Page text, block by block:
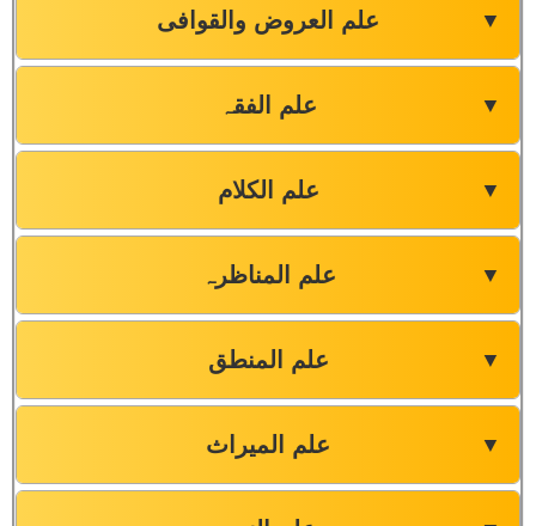
علم العروض والقوافی ▼
علم الفقہ ▼
علم الکلام ▼
علم المناظرہ ▼
علم المنطق ▼
علم المیراث ▼